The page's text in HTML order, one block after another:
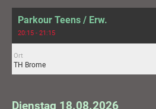
Parkour Teens / Erw.
20:15 - 21:15
Ort
TH Brome
Dienstag 18.08.2026